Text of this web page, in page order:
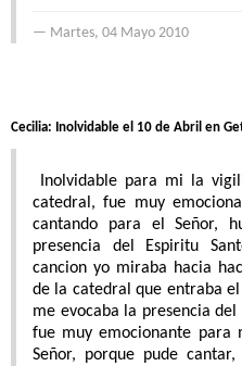
Martes, 04 Mayo 2010
Cecilia: Inolvidable el 10 de Abril en
Inolvidable para mi la
catedral, fue muy
cantando para el Señor,
presencia del Espiritu
cancion yo miraba hacia
de la catedral que entraba
me evocaba la presencia
fue muy emocionante para
Señor, porque pude